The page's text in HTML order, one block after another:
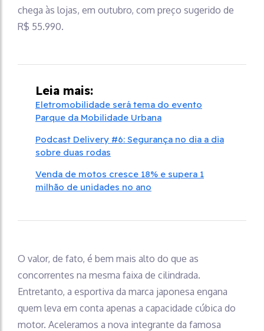
chega às lojas, em outubro, com preço sugerido de
R$ 55.990.
Leia mais:
Eletromobilidade será tema do evento
Parque da Mobilidade Urbana
Podcast Delivery #6: Segurança no dia a dia
sobre duas rodas
Venda de motos cresce 18% e supera 1
milhão de unidades no ano
O valor, de fato, é bem mais alto do que as
concorrentes na mesma faixa de cilindrada.
Entretanto, a esportiva da marca japonesa engana
quem leva em conta apenas a capacidade cúbica do
motor. Aceleramos a nova integrante da famosa